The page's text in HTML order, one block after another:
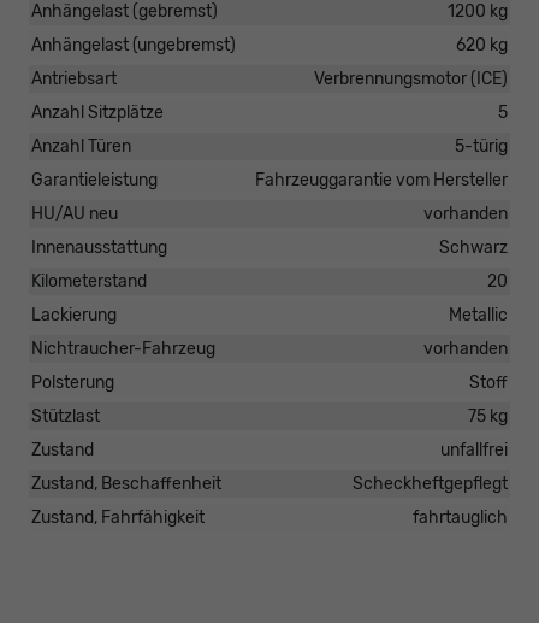
Anhängelast (gebremst)
1200 kg
Anhängelast (ungebremst)
620 kg
Antriebsart
Verbrennungsmotor (ICE)
Anzahl Sitzplätze
5
Anzahl Türen
5-türig
Garantieleistung
Fahrzeuggarantie vom Hersteller
HU/AU neu
vorhanden
Innenausstattung
Schwarz
Kilometerstand
20
Lackierung
Metallic
Nichtraucher-Fahrzeug
vorhanden
Polsterung
Stoff
Stützlast
75 kg
Zustand
unfallfrei
Zustand, Beschaffenheit
Scheckheftgepflegt
Zustand, Fahrfähigkeit
fahrtauglich